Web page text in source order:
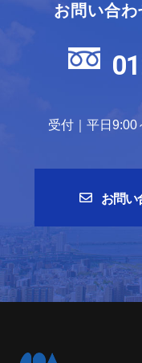
お問い合
受付｜平日9:00
お問い